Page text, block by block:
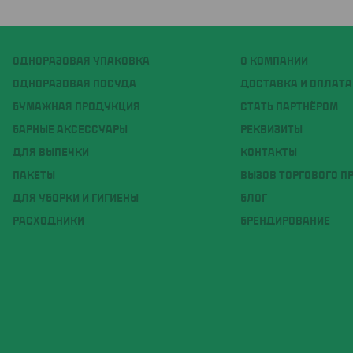
ОДНОРАЗОВАЯ УПАКОВКА
ОДНОРАЗОВАЯ ПОСУДА
БУМАЖНАЯ ПРОДУКЦИЯ
БАРНЫЕ АКСЕССУАРЫ
ДЛЯ ВЫПЕЧКИ
ПАКЕТЫ
ДЛЯ УБОРКИ И ГИГИЕНЫ
РАСХОДНИКИ
О КОМПАНИИ
ДОСТАВКА И ОПЛАТА
СТАТЬ ПАРТНЁРОМ
РЕКВИЗИТЫ
КОНТАКТЫ
ВЫЗОВ ТОРГОВОГО
БЛОГ
БРЕНДИРОВАНИЕ